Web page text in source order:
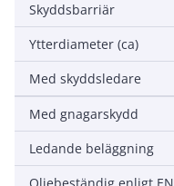
Skyddsbarriär
Ytterdiameter (ca)
Med skyddsledare
Med gnagarskydd
Ledande beläggning